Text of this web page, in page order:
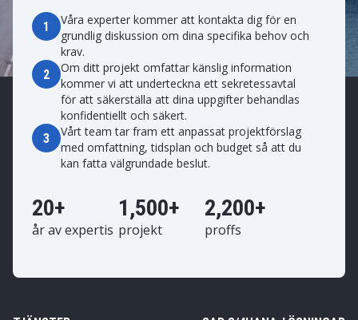
1
Våra experter kommer att kontakta dig för en
grundlig diskussion om dina specifika behov och
krav.
2
Om ditt projekt omfattar känslig information
kommer vi att underteckna ett sekretessavtal
för att säkerställa att dina uppgifter behandlas
konfidentiellt och säkert.
3
Vårt team tar fram ett anpassat projektförslag
med omfattning, tidsplan och budget så att du
kan fatta välgrundade beslut.
20+
år av expertis
1,500+
projekt
2,200+
proffs